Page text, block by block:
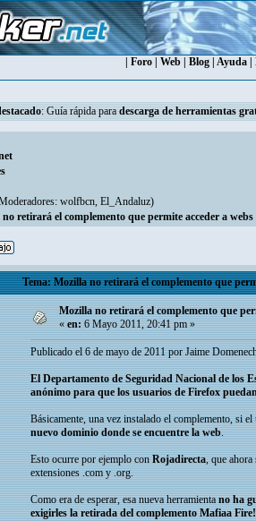
Foro| Web| Blog| Ayuda|
: Guía rápida para descarga de herramientas
wolfbcn, El_Andaluz)
retirará el complemento que permite acceder a
Tema: Mozilla no retirará el complemento que
Mozilla no retirará el complemento que
«en:6 Mayo 2011, 20:41 pm »
Publicado el 6 de mayo de 2011 por Jaime
El Departamento de Seguridad Nacional de los
anónimo para que los usuarios de Firefox
Básicamente, una vez instalado el complemento, si
nuevo dominio donde se encuentre la web.
Esto ocurre por ejemplo conRojadirecta, que ahora
extensiones .com y .org.
Como era de esperar, esa nueva herramientano ha
exigirles la retirada del complemento Mafiaa Fire!